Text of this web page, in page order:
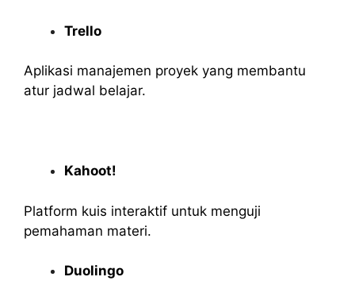
Trello
Aplikasi manajemen proyek yang membantu
atur jadwal belajar.
Kahoot!
Platform kuis interaktif untuk menguji
pemahaman materi.
Duolingo